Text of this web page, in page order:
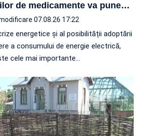
de medicamente va pune…
07.08.26 17:22
energetice și al posibilității adoptării
a consumului de energie electrică,
cele mai importante…